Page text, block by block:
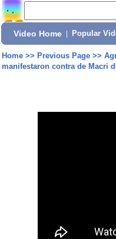
Video Home Popular
Home>> Previous Page>>
manifestaron contra de Macri